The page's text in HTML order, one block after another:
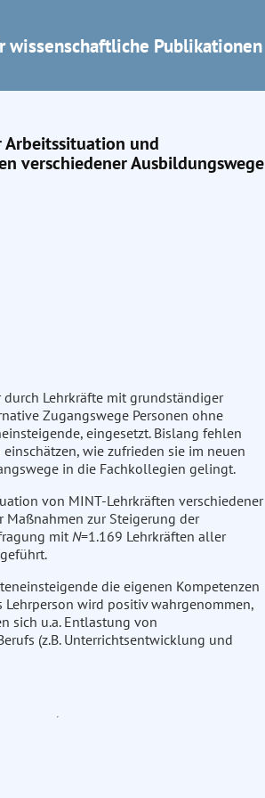
wissenschaftliche Publikationen
Arbeitssituation und
verschiedener Ausbildungswege
Lehrkräfte mit grundständiger
Zugangswege Personen ohne
eingesetzt. Bislang fehlen
wie zufrieden sie im neuen
in die Fachkollegien gelingt.
von MINT-Lehrkräften verschiedener
zur Steigerung der
mit N=1.169 Lehrkräften aller
die eigenen Kompetenzen
wird positiv wahrgenommen,
sich u.a. Entlastung von
(z.B. Unterrichtsentwicklung und